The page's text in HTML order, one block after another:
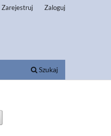
Szukaj
Zarejestruj Zaloguj